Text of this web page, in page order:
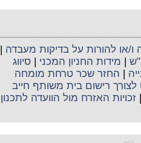
או להורות על בדיקות מעבדה |
| מידות החניון המכני | סיווג
| החזר שכר טרחת מומחה
רישום בית משותף חייב
| זכויות האזרח מול הוועדה לתכנון